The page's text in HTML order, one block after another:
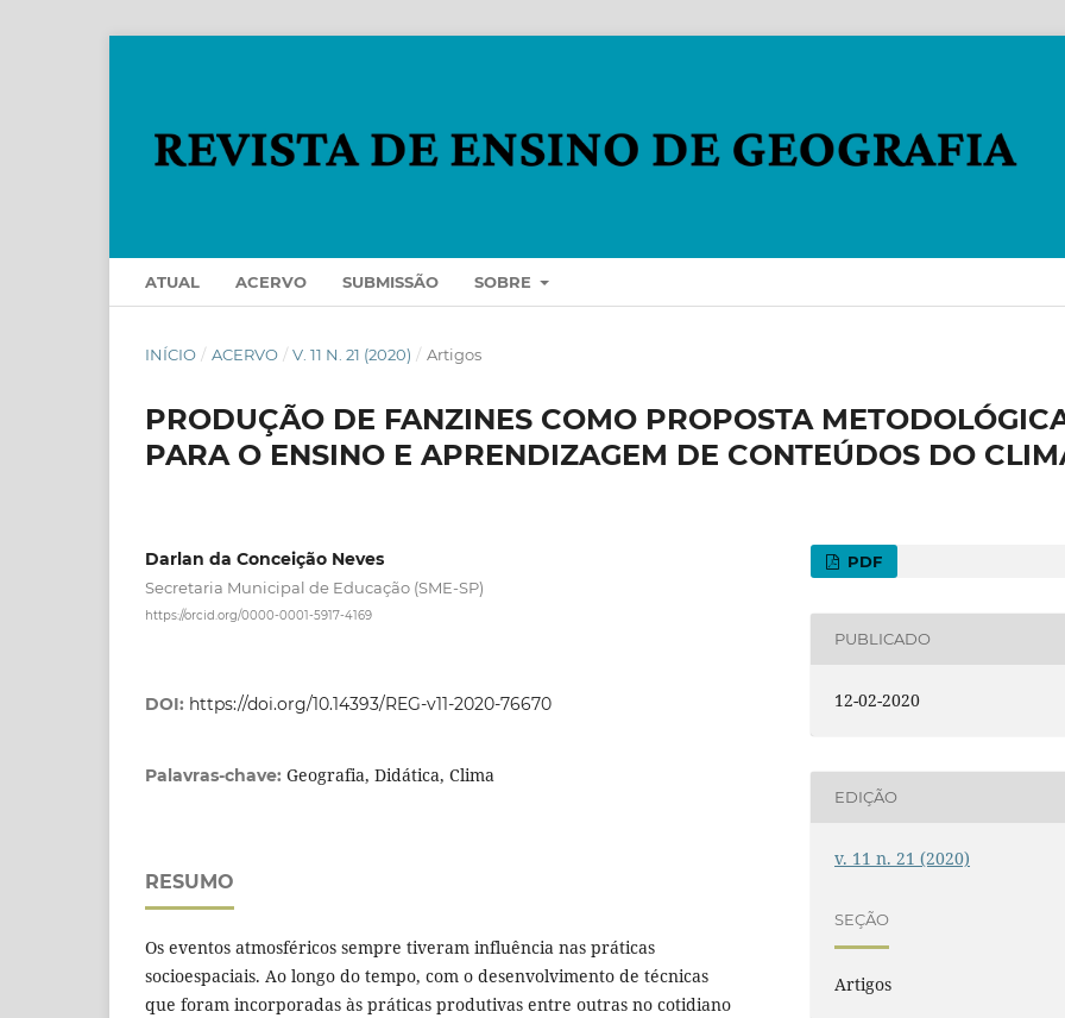
ATUAL ACERVO SUBMISSÃO SOBRE
INÍCIO / ACERVO / V. 11 N. 21 (2020) / Artigos
PRODUÇÃO DE FANZINES COMO PROPOSTA
PARA O ENSINO E APRENDIZAGEM DE CONTEÚDOS DO
Darlan da Conceição Neves
Secretaria Municipal de Educação (SME-SP)
https://orcid.org/0000-0001-5917-4169
DOI: https://doi.org/10.14393/REG-v11-2020-76670
Palavras-chave: Geografia, Didática, Clima
RESUMO
Os eventos atmosféricos sempre tiveram influência nas práticas
socioespaciais. Ao longo do tempo, com o desenvolvimento de técnicas
que foram incorporadas às práticas produtivas entre outras no cotidiano
PDF
PUBLICADO
12-02-2020
EDIÇÃO
v. 11 n. 21 (2020)
SEÇÃO
Artigos